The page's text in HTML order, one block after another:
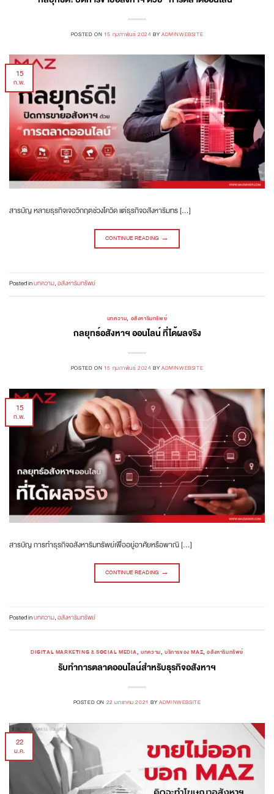
POSTED ON 15 กุมภาพันธ์ 2024 BYADMINWEBSITE
15
ก.พ.
สารบัญ หลายธุรกิจเจอวิกฤตช่วงโควิด แต่ธุรกิจอสังหาริมทร […]
CONTINUE READING →
Posted inบทความ,อสังหาริมทรัพย์
บทความ, อสังหาริมทรัพย์
กลยุทธ์อสังหาฯ ออนไลน์ ที่ได้ผลจริง
POSTED ON 15 กุมภาพันธ์ 2024 BYADMINWEBSITE
15
ก.พ.
สารบัญ การทำธุรกิจอสังหาริมทรัพย์เพื่ออยู่อาศัยหรือพาณิ […]
CONTINUE READING →
Posted inบทความ,อสังหาริมทรัพย์
DIGITAL MARKETING & SOCIAL MEDIA,บทความ,บริการของ MAZ,อสังหาริมทรัพย์
รับทำการตลาดออนไลน์สำหรับธุรกิจอสังหาฯ
POSTED ON 22 มกราคม 2021 BYADMINWEBSITE
22
ม.ค.